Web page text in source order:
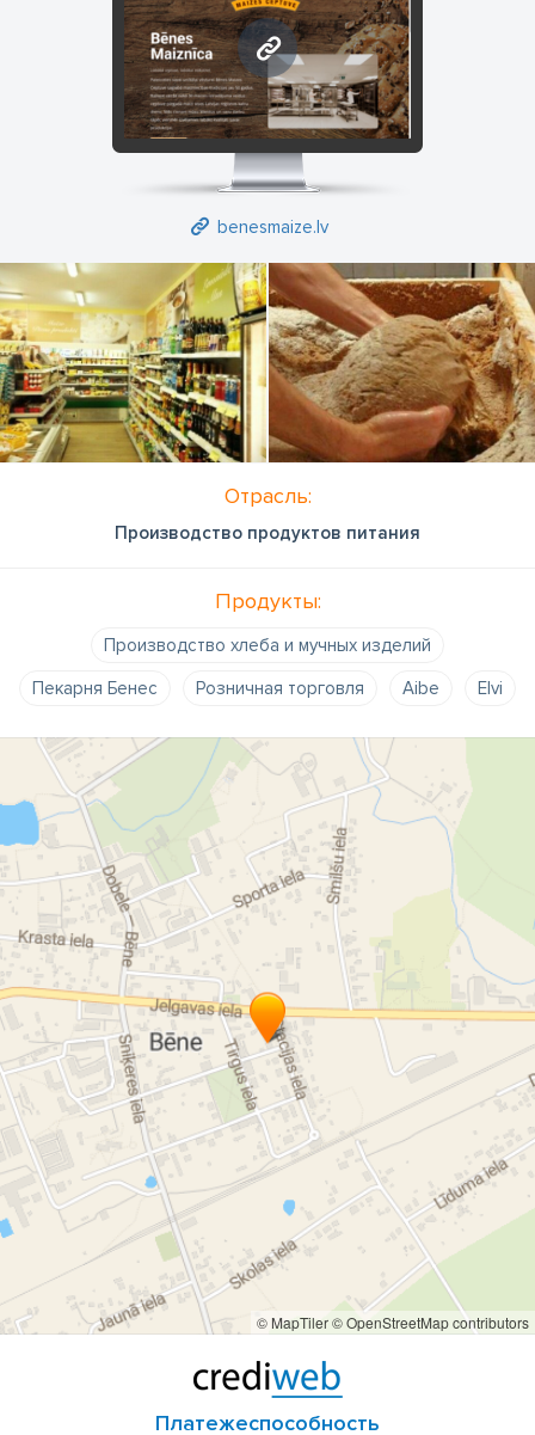
benesmaize.lv
benesmaize.lv
Отрасль:
Производство продуктов питания
Продукты:
Производство хлеба и мучных изделий
Пекарня Бенес
Розничная торговля Aibe Elvi
© MapTiler© OpenStreetMap contributors
Платежеспособность